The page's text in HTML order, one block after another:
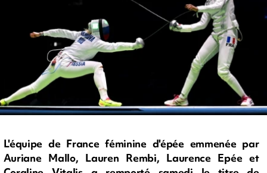
L'équipe de France féminine d'épée emmenée par
Auriane Mallo, Lauren Rembi, Laurence Epée et